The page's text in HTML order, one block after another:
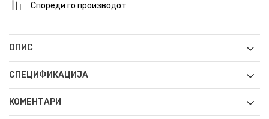
Спореди го производот
ОПИС
СПЕЦИФИКАЦИЈА
КОМЕНТАРИ